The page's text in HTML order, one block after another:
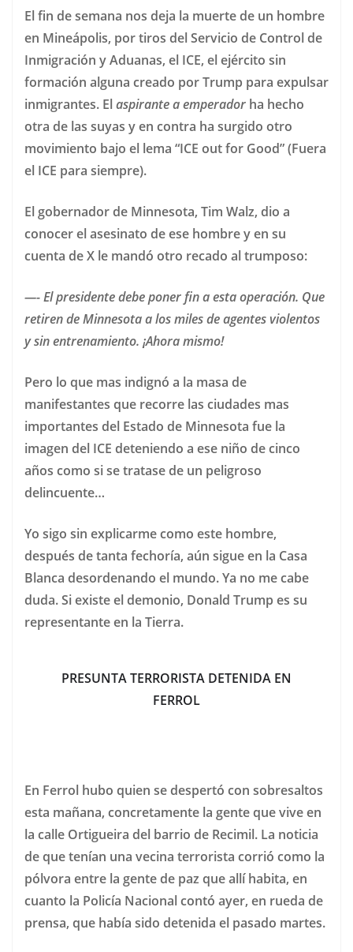
El fin de semana nos deja la muerte de un hombre
en Mineápolis, por tiros del Servicio de Control de
Inmigración y Aduanas, el ICE, el ejército sin
formación alguna creado por Trump para expulsar
inmigrantes. Elaspirante a emperador ha hecho
otra de las suyas y en contra ha surgido otro
movimiento bajo el lema “ICE out for Good” (Fuera
el ICE para siempre).
El gobernador de Minnesota, Tim Walz, dio a
conocer el asesinato de ese hombre y en su
cuenta de X le mandó otro recado al trumposo:
—- El presidente debe poner fin a esta operación. Que
retiren de Minnesota a los miles de agentes violentos
y sin entrenamiento. ¡Ahora mismo!
Pero lo que mas indignó a la masa de
manifestantes que recorre las ciudades mas
importantes del Estado de Minnesota fue la
imagen del ICE deteniendo a ese niño de cinco
años como si se tratase de un peligroso
delincuente…
Yo sigo sin explicarme como este hombre,
después de tanta fechoría, aún sigue en la Casa
Blanca desordenando el mundo. Ya no me cabe
duda. Si existe el demonio, Donald Trump es su
representante en la Tierra.
PRESUNTA TERRORISTA DETENIDA EN
FERROL
En Ferrol hubo quien se despertó con sobresaltos
esta mañana, concretamente la gente que vive en
la calle Ortigueira del barrio de Recimil. La noticia
de que tenían una vecina terrorista corrió como la
pólvora entre la gente de paz que allí habita, en
cuanto la Policía Nacional contó ayer, en rueda de
prensa, que había sido detenida el pasado martes.